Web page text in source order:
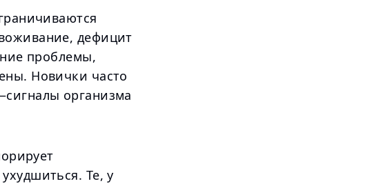
дефицит
проблемы,
Новички часто
организма
Те, у